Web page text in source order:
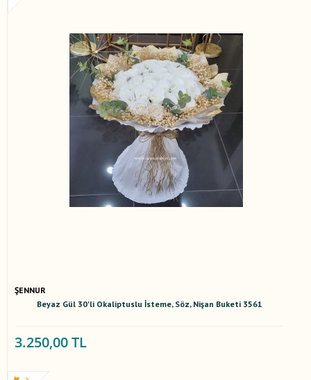
ŞENNUR
Beyaz Gül 30'li Okaliptuslu İsteme, Söz, Nişan Buketi 3561
3.250,00 TL